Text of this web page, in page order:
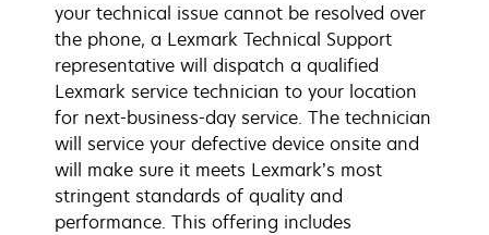
your technical issue cannot be resolved over
the phone, a Lexmark Technical Support
representative will dispatch a qualified
Lexmark service technician to your location
for next-business-day service. The technician
will service your defective device onsite and
will make sure it meets Lexmark’s most
stringent standards of quality and
performance. This offering includes